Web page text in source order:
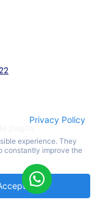
pagos
Privacy Policy
experience. They
constantly improve the
All